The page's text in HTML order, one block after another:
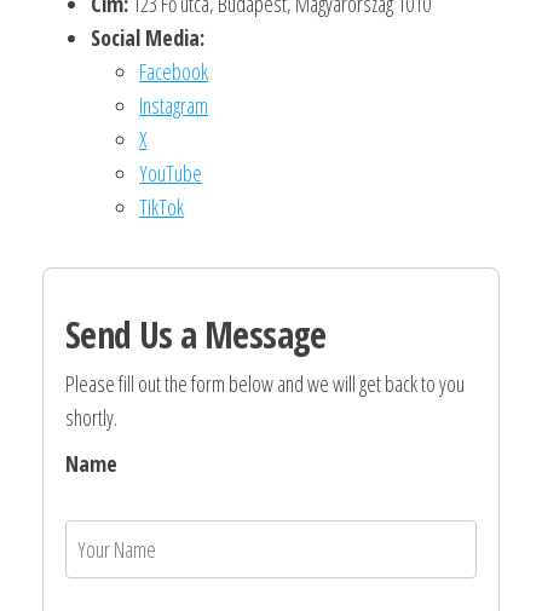
Social Media:
Facebook
Instagram
X
YouTube
TikTok
Send Us a Message
Please fill out the form below and we will get back to you
shortly.
Name